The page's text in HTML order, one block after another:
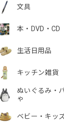
文具
本・DVD・CD
生活日用品
キッチン雑貨
ぬいぐるみ・
ゃ
ベビー・キッ